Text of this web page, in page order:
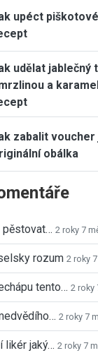
upéct
udělat jablečný
a
zabalit
obálka
pěstovat… 2 roky 7
rozum 2 roky
tento… 2 roky
2 roky 7
likér jaký… 2 roky 7